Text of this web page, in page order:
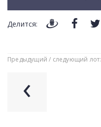
Делится:
Предыдущий / следующий лот:
‹